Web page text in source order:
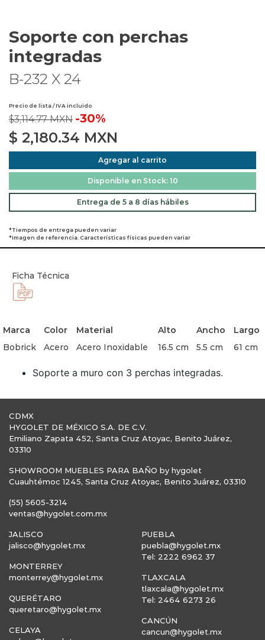
Soporte con perchas
integradas
B-232 X 24
Precio de lista / IVA incluido
$3,114.77 MXN -30%
$ 2,180.34 MXN
Agregar al carrito
Disponible en Stock: 10
Entrega de 5 a 8 días hábiles
*Tiempos de entrega pueden variar
*Imagen de referencia. Características físicas pueden variar
Ficha Técnica
Marca Color Material Alto Ancho
Largo
Bobrick
Acero Acero Inoxidable 16.5 cm 5.5 cm 61 cm
Soporte a muro con 3 perchas integradas.
CDMX
HYGOLET DE MÉXICO S.A. DE C.V.
Emiliano Zapata 452, Santa Cruz Atoyac, Benito Juárez,
03310
SHOWROOM MUEBLES PARA BAÑO by hygolet
Cuauhtémoc 1245, Santa Cruz Atoyac, Benito Juárez, 03310
(55) 5605-3214
ventas@hygolet.com.mx
JALISCO
jalisco@hygolet.mx
MONTERREY
monterrey@hygolet.mx
QUERÉTARO
queretaro@hygolet.mx
CELAYA
PUEBLA
puebla@hygolet.mx
Tel: 2222 6962 37
TLAXCALA
tlaxcala@hygolet.mx
Tel: 2464 6273 26
CANCÚN
cancun@hygolet.mx